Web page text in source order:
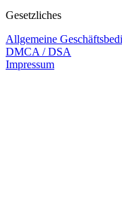
Gesetzliches
Allgemeine
DMCA / DSA
Impressum